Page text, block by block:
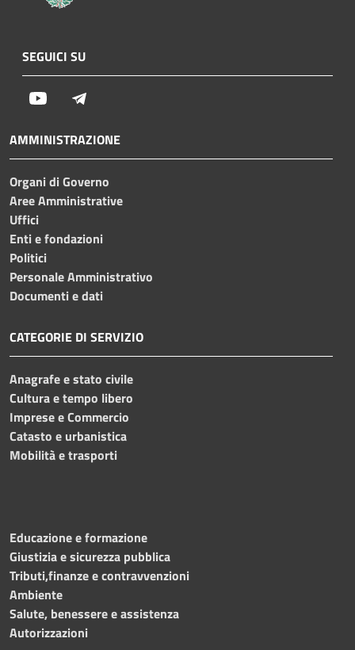
SEGUICI SU
Youtube
AMMINISTRAZIONE
Organi di Governo
Aree Amministrative
Uffici
Enti e fondazioni
Politici
Personale Amministrativo
Documenti e dati
CATEGORIE DI SERVIZIO
Anagrafe e stato civile
Cultura e tempo libero
Imprese e Commercio
Catasto e urbanistica
Mobilità e trasporti
Educazione e formazione
Giustizia e sicurezza pubblica
Tributi,finanze e contravvenzioni
Ambiente
Salute, benessere e assistenza
Autorizzazioni